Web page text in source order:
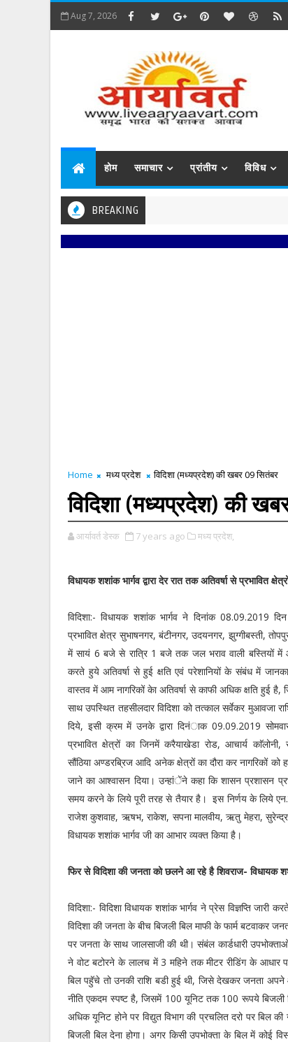
Aug 7, 2026
होम समाचार प्रांतीय विविध
BREAKING
Home मध्य प्रदेश विदिशा (मध्यप्रदेश) की खबर 09 सितंबर
विदिशा (मध्यप्रदेश) की
आर्यावर्त डेस्क 7 years ago मध्य प्रदेश,
विधायक शशांक भार्गव द्वारा देर रात तक अतिवर्षा से प्रभावित
विदिशा:- विधायक शशांक भार्गव ने दिनांक 08.09.2019 दिन
प्रभावित क्षेत्र सुभाषनगर, बंटीनगर, उदयनगर, झुग्गीबस्ती,
में सायं 6 बजे से रात्रि 1 बजे तक जल भराव वाली बस्तियों में
करते हुये अतिवर्षा से हुई क्षति एवं परेशानियों के संबंध में
वास्तव में आम नागरिकों केा अतिवर्षा से काफी अधिक क्षति
साथ उपस्थित तहसीलदार विदिशा को तत्काल सर्वेकर मुआवजा
दिये, इसी क्रम में उनके द्वारा दिनंाक 09.09.2019
प्रभावित क्षेत्रों का जिनमें करैयाखेडा रोड, आचार्य काॅलोनी,
सौंठिया अण्डरब्रिज आदि अनेक क्षेत्रों का दौरा कर नागरिकों
जाने का आश्वासन दिया। उन्हांेंने कहा कि शासन प्रशासन
समय करने के लिये पूरी तरह से तैयार है। इस निर्णय के लिये
राजेश कुशवाह, ऋषभ, राकेश, सपना मालवीय, ऋतु मेहरा, सुरेन्द्र,
विधायक शशांक भार्गव जी का आभार व्यक्त किया है।
फिर से विदिशा की जनता को छलने आ रहे है शिवराज- विधायक
विदिशा:- विदिशा विधायक शशांक भार्गव ने प्रेस विज्ञप्ति
विदिशा की जनता के बीच बिजली बिल माफी के फार्म बटवाकर
पर जनता के साथ जालसाजी की थी। संबंल कार्डधारी
ने वोट बटोरने के लालच में 3 महिने तक मीटर रीडिंग के आधार
बिल पहुॅचे तो उनकी राशि बडी हुई थी, जिसे देखकर जनता
नीति एकदम स्पष्ट है, जिसमें 100 यूनिट तक 100 रूपये
अधिक यूनिट होने पर विद्युत विभाग की प्रचलित दरो पर
बिजली बिल देना होगा। अगर किसी उपभोक्ता के बिल में कोई